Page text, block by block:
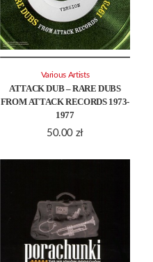
ATTACK DUB – RARE DUBS
FROM ATTACK RECORDS 1973-
1977
50.00 zł
Various Artists